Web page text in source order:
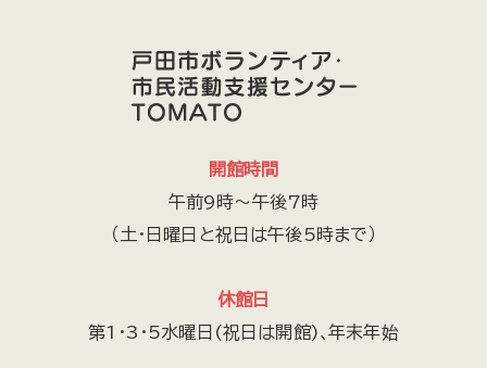
開館時間
午前9時～午後7時
（土・日曜日と祝日は午後5時まで）
休館日
第1・3・5水曜日(祝日は開館)､年末年始